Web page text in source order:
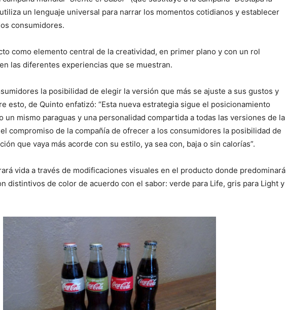
un lenguaje universal para narrar los momentos cotidianos y establecer
consumidores.
como elemento central de la creatividad, en primer plano y con un rol
las diferentes experiencias que se muestran.
la posibilidad de elegir la versión que más se ajuste a sus gustos y
esto, de Quinto enfatizó: “Esta nueva estrategia sigue el posicionamiento
un mismo paraguas y una personalidad compartida a todas las versiones de la
compromiso de la compañía de ofrecer a los consumidores la posibilidad de
que vaya más acorde con su estilo, ya sea con, baja o sin calorías”.
vida a través de modificaciones visuales en el producto donde predominará
distintivos de color de acuerdo con el sabor: verde para Life, gris para Light y